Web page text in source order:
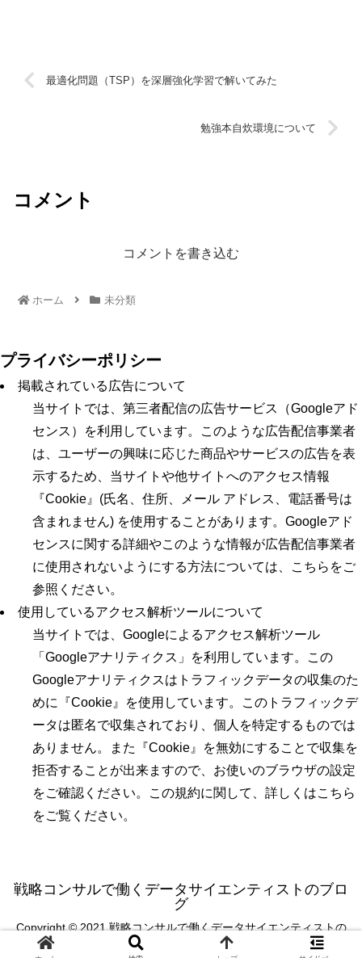
最適化問題（TSP）を深層強化学習で解いてみた
勉強本自炊環境について
コメント
コメントを書き込む
ホーム 未分類
プライバシーポリシー
掲載されている広告について
当サイトでは、第三者配信の広告サービス（Googleアド
センス）を利用しています。このような広告配信事業者
は、ユーザーの興味に応じた商品やサービスの広告を表
示するため、当サイトや他サイトへのアクセス情報
『Cookie』(氏名、住所、メール アドレス、電話番号は
含まれません) を使用することがあります。Googleアド
センスに関する詳細やこのような情報が広告配信事業者
に使用されないようにする方法については、こちらをご
参照ください。
使用しているアクセス解析ツールについて
当サイトでは、Googleによるアクセス解析ツール
「Googleアナリティクス」を利用しています。この
Googleアナリティクスはトラフィックデータの収集のた
めに『Cookie』を使用しています。このトラフィックデ
ータは匿名で収集されており、個人を特定するものでは
ありません。また『Cookie』を無効にすることで収集を
拒否することが出来ますので、お使いのブラウザの設定
をご確認ください。この規約に関して、詳しくはこちら
をご覧ください。
戦略コンサルで働くデータサイエンティストのブロ
グ
Copyright © 2021 戦略コンサルで働くデータサイエンティストの
ブログ All Rights Reserved.